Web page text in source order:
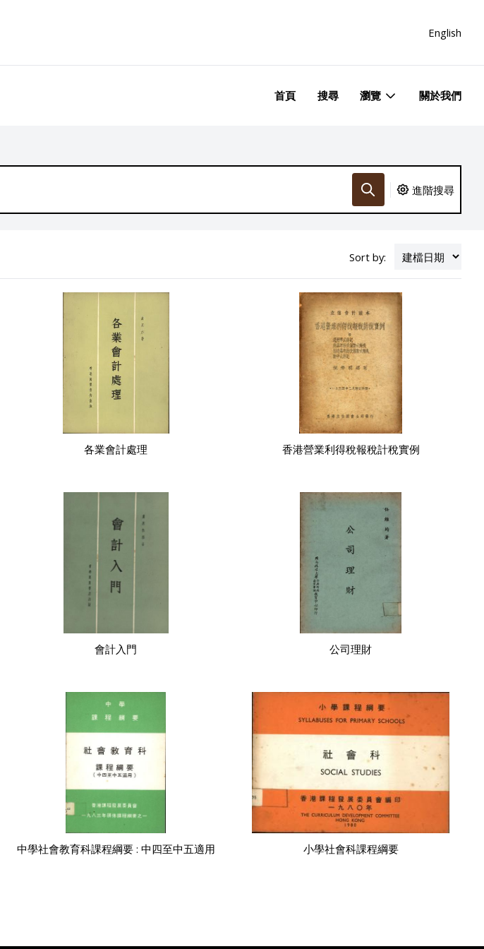
English
首頁 搜尋 瀏覽 關於我們
進階搜尋
Sort by:
各業會計處理 香港營業利得稅報稅計稅實例
會計入門 公司理財
中學社會教育科課程綱要 : 中四至中五適用 小學社會科課程綱要